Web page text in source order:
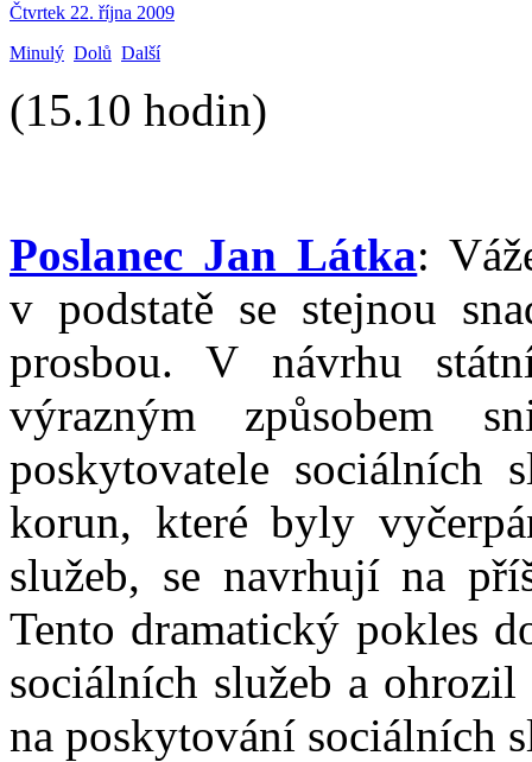
Čtvrtek 22. října 2009
Minulý Dolů Další
(15.10 hodin)
Poslanec Jan Látka:
v podstatě se stejnou
prosbou. V návrhu
výrazným způsobem
poskytovatele sociálních
korun, které byly
služeb, se navrhují na
Tento dramatický pokles
sociálních služeb a
na poskytování sociálních